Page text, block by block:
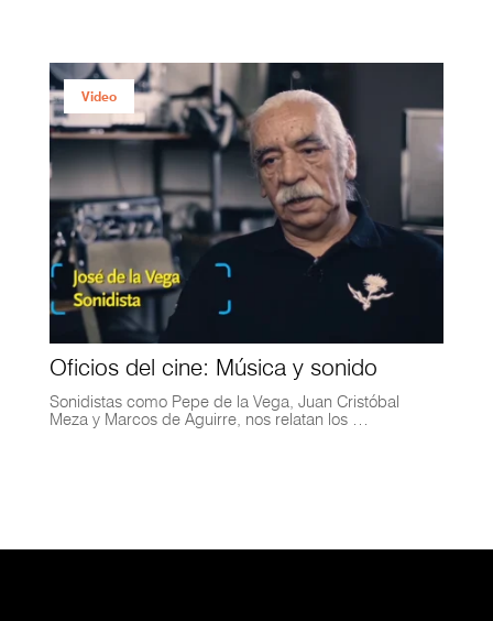
Video
Oficios del cine: Música y sonido
Sonidistas como Pepe de la Vega, Juan Cristóbal
Meza y Marcos de Aguirre, nos relatan los …